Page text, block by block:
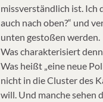
missverständlich ist. Ich
auch nach oben?“ und
unten gestoßen werden.
Was charakterisiert
Was heißt „eine neue
nicht in die Cluster des
will. Und manche sehen